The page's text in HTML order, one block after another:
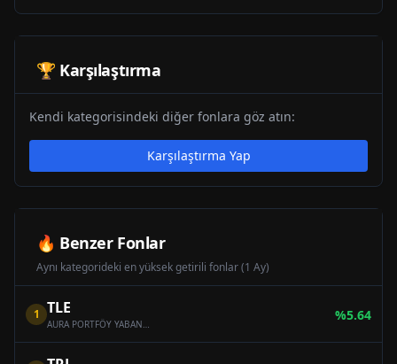
🏆 Karşılaştırma
Kendi kategorisindeki diğer fonlara göz atın:
Karşılaştırma Yap
🔥 Benzer Fonlar
Aynı kategorideki en yüksek getirili fonlar (1 Ay)
1 TLE
AURA PORTFÖY YABANCI BORÇLANMA ARAÇLARI FONU
%5.64